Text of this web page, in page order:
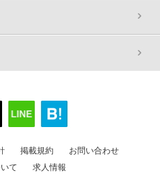
掲載規約
お問い合わせ
て
求人情報